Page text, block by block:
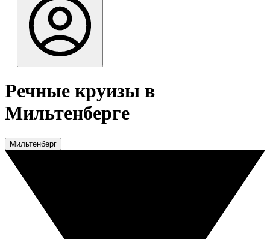
Речные круизы в
Мильтенберге
Мильтенберг